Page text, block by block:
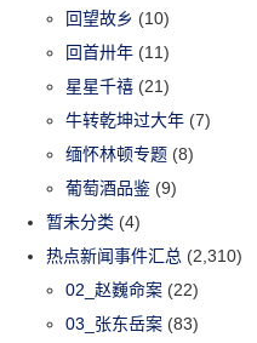
回望故乡 (10)
回首卅年 (11)
星星千禧 (21)
牛转乾坤过大年 (7)
缅怀林顿专题 (8)
葡萄酒品鉴 (9)
暂未分类 (4)
热点新闻事件汇总 (2,310)
02_赵巍命案 (22)
03_张东岳案 (83)